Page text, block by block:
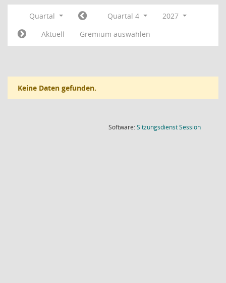
Quartal Quartal 4
2027
Aktuell
Gremium auswählen
Keine Daten gefunden.
Software:SitzungsdienstSession(Wird in